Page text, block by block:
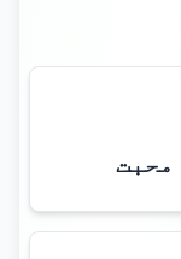
محبت